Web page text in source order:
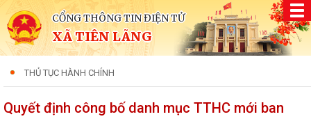
CỔNG THÔNG TIN ĐIỆN TỬ
XÃ TIÊN LÃNG
THỦ TỤC HÀNH CHÍNH
Quyết định công bố danh mục TTHC mới ban